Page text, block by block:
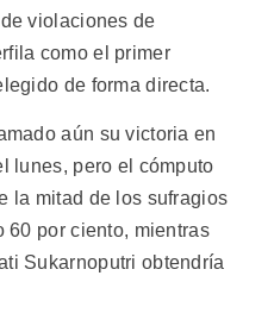
violaciones de
como el primer
de forma directa.
aún su victoria en
lunes, pero el cómputo
la mitad de los sufragios
60 por ciento, mientras
Sukarnoputri obtendría